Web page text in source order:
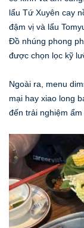
lẩu Tứ Xuyên cay
đậm vị và lẩu
Đồ nhúng phong
được chọn lọc kỹ
Ngoài ra, menu
mại hay xiao long
đến trải nghiệm